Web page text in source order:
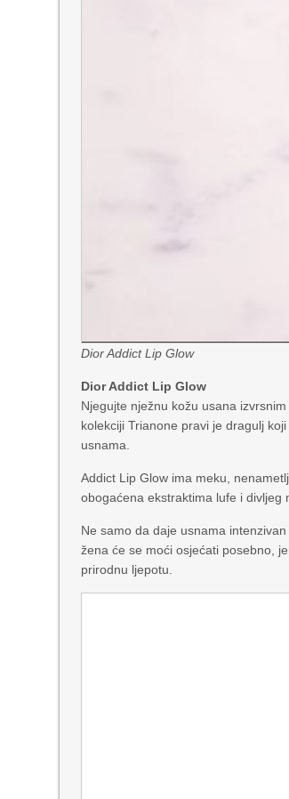
Dior Addict Lip Glow
Dior Addict Lip Glow
Njegujte nježnu kožu usana
kolekciji Trianone pravi je dragulj
usnama.
Addict Lip Glow ima meku,
obogaćena ekstraktima lufe i
Ne samo da daje usnama
žena će se moći osjećati posebno,
prirodnu ljepotu.